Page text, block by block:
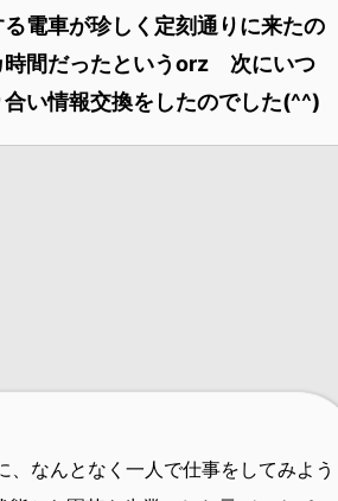
電車が珍しく定刻通りに来たの
時間だったというorz 次にいつ
い情報交換をしたのでした(^^)
なんとなく一人で仕事をしてみよう